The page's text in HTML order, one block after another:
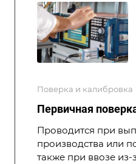
Поверка и калибровка
Первичная
Проводится при
производства или
также при ввозе из-